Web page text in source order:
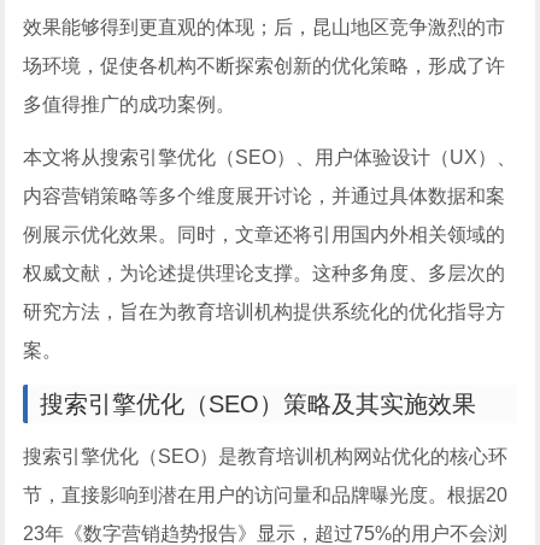
效果能够得到更直观的体现；后，昆山地区竞争激烈的市
场环境，促使各机构不断探索创新的优化策略，形成了许
多值得推广的成功案例。
本文将从搜索引擎优化（SEO）、用户体验设计（UX）、
内容营销策略等多个维度展开讨论，并通过具体数据和案
例展示优化效果。同时，文章还将引用国内外相关领域的
权威文献，为论述提供理论支撑。这种多角度、多层次的
研究方法，旨在为教育培训机构提供系统化的优化指导方
案。
搜索引擎优化（SEO）策略及其实施效果
搜索引擎优化（SEO）是教育培训机构网站优化的核心环
节，直接影响到潜在用户的访问量和品牌曝光度。根据20
23年《数字营销趋势报告》显示，超过75%的用户不会浏